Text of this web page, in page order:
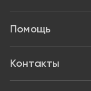
Акции и скидки
Возврат товара
Политика
Помощь
Контакты